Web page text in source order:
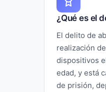
¿Qué es el
El delito de
realización
dispositivos
edad, y está
de prisión,